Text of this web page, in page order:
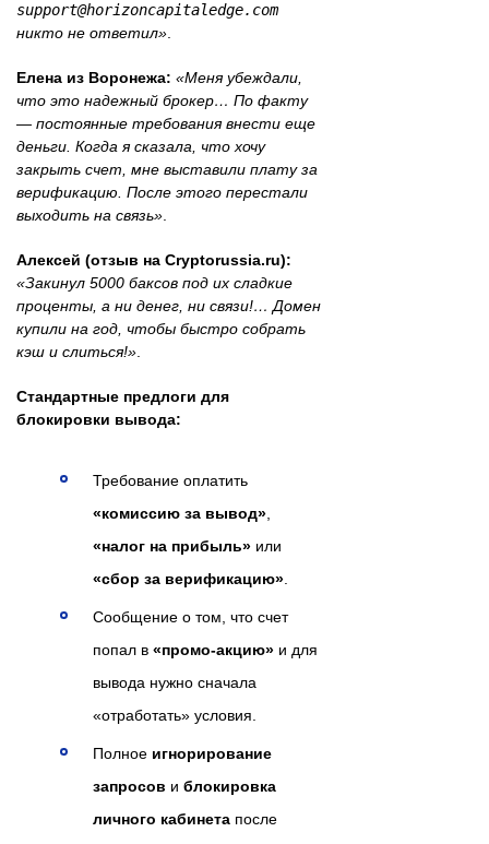
support@horizoncapitaledge.com
никто не ответил»
Елена из Воронежа: «Меня убеждали,
что это надежный брокер… По факту
— постоянные требования внести еще
деньги. Когда я сказала, что хочу
закрыть счет, мне выставили плату за
верификацию. После этого перестали
выходить на связь»
Алексей (отзыв на Cryptorussia.ru):
«Закинул 5000 баксов под их сладкие
проценты, а ни денег, ни связи!… Домен
купили на год, чтобы быстро собрать
кэш и слиться!»
Стандартные предлоги для
блокировки вывода:
Требование оплатить
«комиссию за вывод»
«налог на прибыль» или
«сбор за верификацию»
Сообщение о том, что счет
попал в «промо-акцию» и для
вывода нужно сначала
«отработать» условия.
Полное игнорирование
запросов и блокировка
личного кабинета после